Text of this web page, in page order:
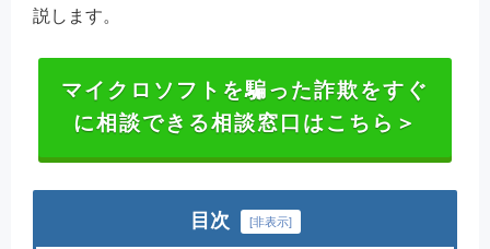
説します。
マイクロソフトを騙った詐欺をすぐ
に相談できる相談窓口はこちら＞
目次 [非表示]